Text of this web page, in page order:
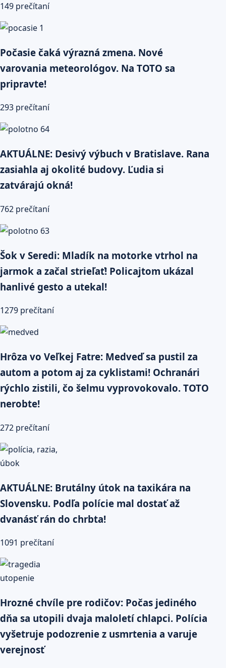
149 prečítaní
Počasie čaká výrazná zmena. Nové
varovania meteorológov. Na TOTO sa
pripravte!
293 prečítaní
AKTUÁLNE: Desivý výbuch v Bratislave. Rana
zasiahla aj okolité budovy. Ľudia si
zatvárajú okná!
762 prečítaní
Šok v Seredi: Mladík na motorke vtrhol na
jarmok a začal strieľať! Policajtom ukázal
hanlivé gesto a utekal!
1279 prečítaní
Hrôza vo Veľkej Fatre: Medveď sa pustil za
autom a potom aj za cyklistami! Ochranári
rýchlo zistili, čo šelmu vyprovokovalo. TOTO
nerobte!
272 prečítaní
AKTUÁLNE: Brutálny útok na taxikára na
Slovensku. Podľa polície mal dostať až
dvanásť rán do chrbta!
1091 prečítaní
Hrozné chvíle pre rodičov: Počas jediného
dňa sa utopili dvaja maloletí chlapci. Polícia
vyšetruje podozrenie z usmrtenia a varuje
verejnosť